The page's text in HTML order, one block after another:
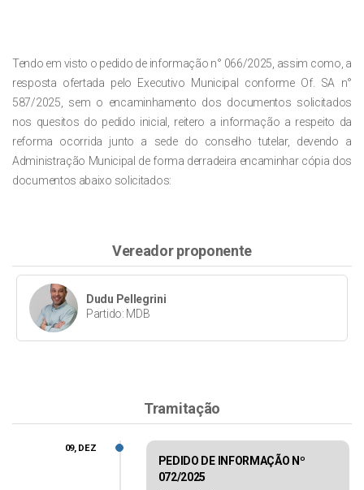
Tendo em visto o pedido de informação n° 066/2025, assim como, a
resposta ofertada pelo Executivo Municipal conforme Of. SA n°
587/2025, sem o encaminhamento dos documentos solicitados
nos quesitos do pedido inicial, reitero a informação a respeito da
reforma ocorrida junto a sede do conselho tutelar, devendo a
Administração Municipal de forma derradeira encaminhar cópia dos
documentos abaixo solicitados:
Vereador proponente
Dudu Pellegrini
Partido: MDB
Tramitação
PEDIDO DE INFORMAÇÃO Nº
072/2025
09, DEZ